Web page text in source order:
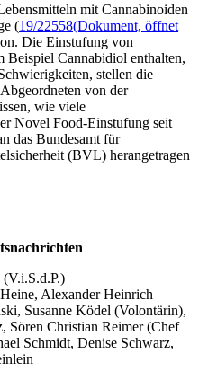
mit Cannabinoiden
(19/22558(Dokument, öffnet
Die Einstufung von
Beispiel Cannabidiol enthalten,
stellen die
von der
wie viele
Novel Food-Einstufung seit
das Bundesamt für
(BVL) herangetragen
Alexander Heinrich
Susanne Ködel (Volontärin),
Sören Christian Reimer (Chef
Schmidt, Denise Schwarz,